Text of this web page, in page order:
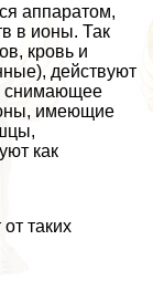
аппаратом,
в ионы. Так
кровь и
действуют
снимающее
имеющие
как
таких